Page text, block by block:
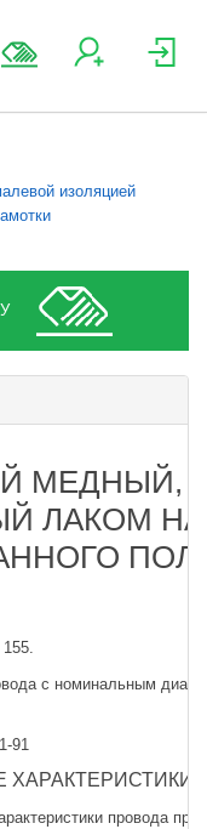
изоляцией
МЕДНЫЙ,
ЛАКОМ
с номинальным
91
провода